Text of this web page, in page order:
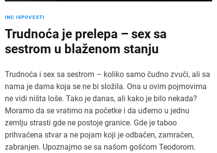
INC ISPOVESTI
Trudnoća je prelepa – sex sa
sestrom u blaženom stanju
Trudnoća i sex sa sestrom – koliko samo čudno zvuči, ali sa
nama je dama koja se ne bi složila. Ona u ovim pojmovima
ne vidi ništa loše. Tako je danas, ali kako je bilo nekada?
Moramo da se vratimo na početke i da uđemo u jednu
zemlju strasti gde ne postoje granice. Gde je taboo
prihvaćena stvar a ne pojam koji je odbačen, zamračen,
zabranjen. Upoznajmo se sa našom gošćom Teodorom.